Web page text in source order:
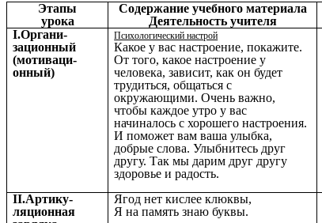
Этапы
урока
Содержание учебного материала
Деятельность учителя
I.Органи-
зационный
(мотиваци-
онный)
Психологический настрой
Какое у вас настроение, покажите.
От того, какое настроение у
человека, зависит, как он будет
трудиться, общаться с
окружающими. Очень важно,
чтобы каждое утро у вас
начиналось с хорошего настроения.
И поможет вам ваша улыбка,
добрые слова. Улыбнитесь друг
другу. Так мы дарим друг другу
здоровье и радость.
II.Артику-
ляционная
Ягод нет кислее клюквы,
Я на память знаю буквы.